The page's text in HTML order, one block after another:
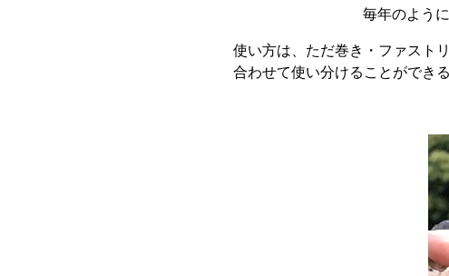
毎年のよう
使い方は、ただ巻き・ファスト
合わせて使い分けることができ